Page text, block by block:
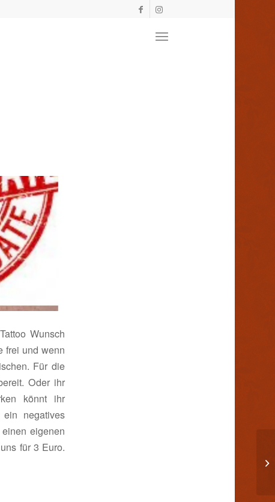
Wunsch
frei und wenn
Für die
Oder ihr
könnt ihr
negatives
eigenen
für 3 Euro.